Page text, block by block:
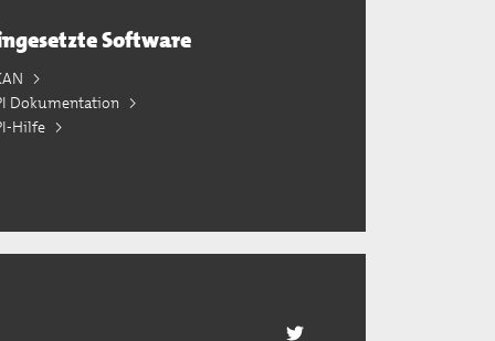
Software
Dokumentation
Hilfe